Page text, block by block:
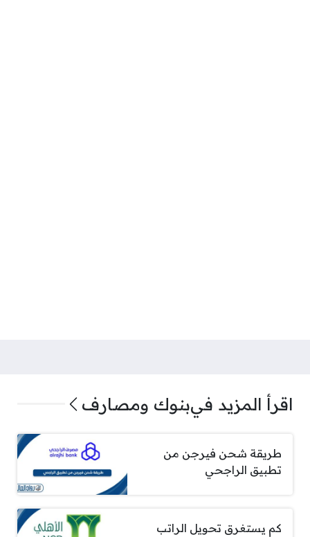
اقرأ المزيد فيبنوك ومصارف
طريقة شحن فيرجن من
تطبيق الراجحي
كم يستغرق تحويل الراتب